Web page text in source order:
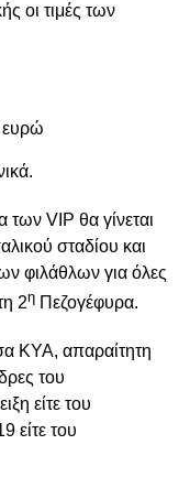
οι τιμές των
ευρώ
VIP θα γίνεται
σταδίου και
φιλάθλων για όλες
2ηΠεζογέφυρα.
ΚΥΑ, απαραίτητη
του
είτε του
είτε του